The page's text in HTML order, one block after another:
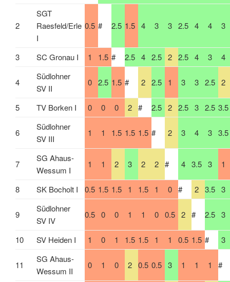
2
SGT
Raesfeld/Erle
I
0.5 # 2.5 1.5 4 3 3 2.5 4 4 3
3 SC Gronau I 1 1.5 # 2.5 4 2.5 2 2.5 4 3 4
4
Südlohner
SV II
0 2.5 1.5 # 2 2.5 1 3 3 2.5 2
5 TV Borken I 0 0 0 2 # 2.5 2 2.5 3 2.5 3.5
6
Südlohner
SV III
1 1 1.5 1.5 1.5 # 2 3 4 3 3.5
7
SG Ahaus-
Wessum I
1 1 2 3 2 2 # 4 3.5 3 1
8 SK Bocholt I 0.5 1.5 1.5 1 1.5 1 0 # 2 3.5 3
9
Südlohner
SV IV
0.5 0 0 1 1 0 0.5 2 # 2.5 3
10 SV Heiden I 1 0 1 1.5 1.5 1 1 0.5 1.5 # 3
11
SG Ahaus-
Wessum II
0 1 0 2 0.5 0.5 3 1 1 1 #